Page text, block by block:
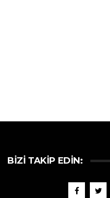
BIZI TAKIP EDIN: